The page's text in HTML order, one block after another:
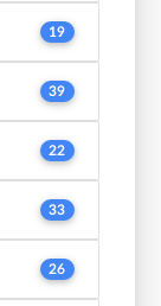
19
39
22
33
26